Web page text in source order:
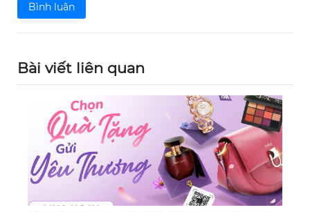
Bình luận
Bài viết liên quan